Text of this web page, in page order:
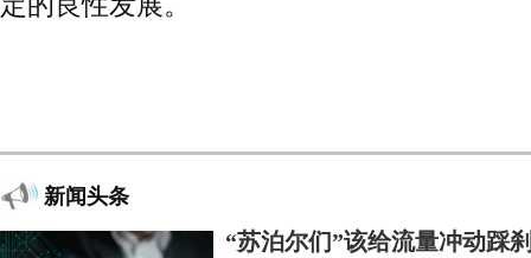
新闻头条
“苏泊尔们”该给流量冲动踩